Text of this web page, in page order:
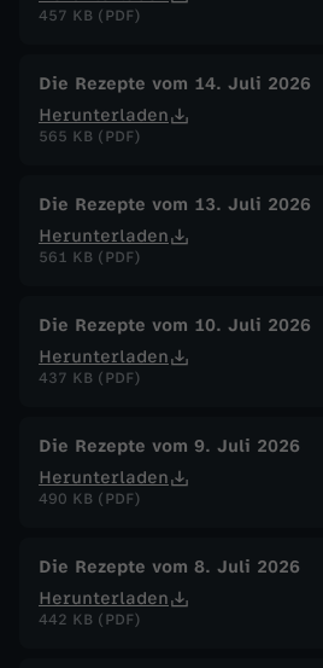
s
457 KB (PDF)
Die Rezepte vom 14. Juli 2026
Herunterladen
565 KB (PDF)
Die Rezepte vom 13. Juli 2026
Herunterladen
561 KB (PDF)
Die Rezepte vom 10. Juli 2026
Herunterladen
437 KB (PDF)
Die Rezepte vom 9. Juli 2026
Herunterladen
490 KB (PDF)
Die Rezepte vom 8. Juli 2026
Herunterladen
442 KB (PDF)